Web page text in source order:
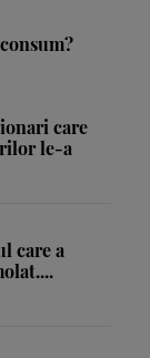
care
le-a
care a